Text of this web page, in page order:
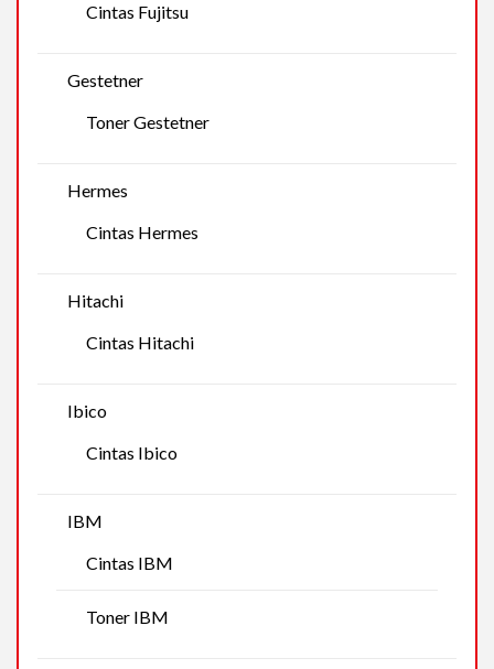
Cintas Fujitsu
Gestetner
Toner Gestetner
Hermes
Cintas Hermes
Hitachi
Cintas Hitachi
Ibico
Cintas Ibico
IBM
Cintas IBM
Toner IBM